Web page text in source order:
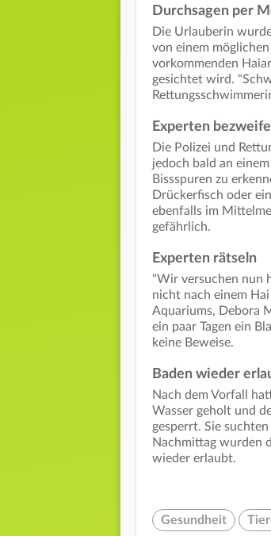
Durchsagen per
Die Urlauberin
von einem
vorkommenden
gesichtet wird.
Experten
Die Polizei und
jedoch bald an
Bissspuren zu
Drückerfisch oder
ebenfalls im
gefährlich.
Experten rätseln
"Wir versuchen nun
nicht nach einem
Aquariums, Debora
ein paar Tagen ein
keine Beweise.
Baden wieder
Nach dem Vorfall
Wasser geholt und
gesperrt. Sie
Nachmittag wurden
wieder erlaubt.
Gesundheit